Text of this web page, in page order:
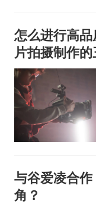
怎么进行高
片拍摄制作
与谷爱凌合
角？